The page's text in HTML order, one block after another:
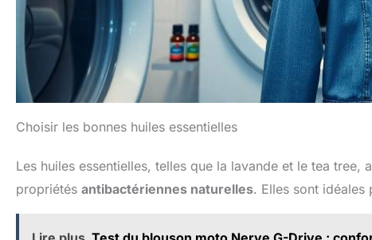
Choisir les bonnes huiles essentielles
Les huiles essentielles, telles que la lavande et le tea
propriétés antibactériennes naturelles. Elles sont